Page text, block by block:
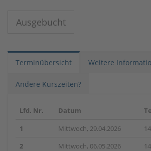
Ausgebucht
Terminübersicht Weitere
Andere Kurszeiten?
Lfd. Nr. Datum
1
Mittwoch, 29.04.2026
2
Mittwoch, 06.05.2026